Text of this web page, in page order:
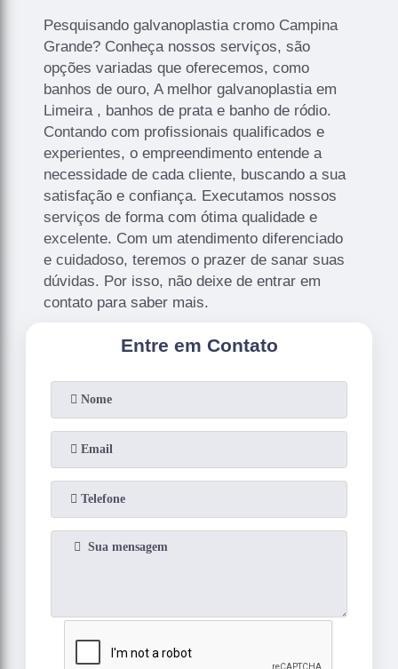
Pesquisando galvanoplastia cromo Campina
Grande? Conheça nossos serviços, são
opções variadas que oferecemos, como
banhos de ouro, A melhor galvanoplastia em
Limeira , banhos de prata e banho de ródio.
Contando com profissionais qualificados e
experientes, o empreendimento entende a
necessidade de cada cliente, buscando a sua
satisfação e confiança. Executamos nossos
serviços de forma com ótima qualidade e
excelente. Com um atendimento diferenciado
e cuidadoso, teremos o prazer de sanar suas
dúvidas. Por isso, não deixe de entrar em
contato para saber mais.
Entre em Contato